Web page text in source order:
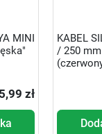
MINI
5,99 zł
KABEL
/ 250